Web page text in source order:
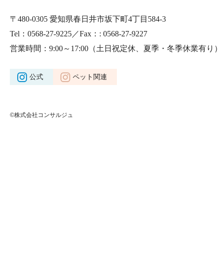
〒480-0305 愛知県春日井市坂下町4丁目584-3
Tel：0568-27-9225／Fax：: 0568-27-9227
営業時間：9:00～17:00 （土日祝定休、夏季・冬季休業有り
公式 ペット関連
©株式会社コンサルジュ